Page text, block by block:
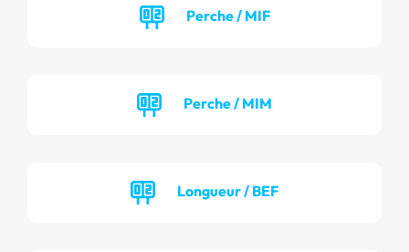
Perche / MIF
Perche / MIM
Longueur / BEF